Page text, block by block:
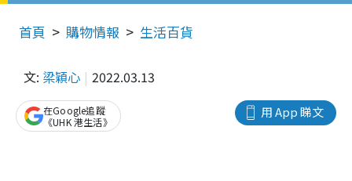
首頁 購物情報 生活百貨
文: 梁穎心 2022.03.13
用 App 睇文
在Google追蹤
《UHK 港生活》